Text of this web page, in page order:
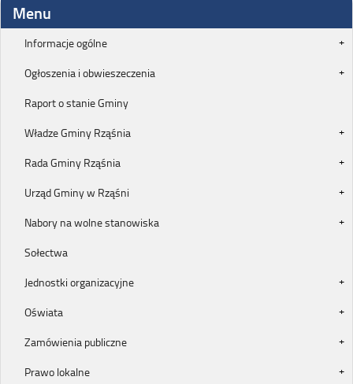
Menu
Informacje ogólne
Ogłoszenia i obwieszeczenia
Raport o stanie Gminy
Władze Gminy Rząśnia
Rada Gminy Rząśnia
Urząd Gminy w Rząśni
Nabory na wolne stanowiska
Sołectwa
Jednostki organizacyjne
Oświata
Zamówienia publiczne
Prawo lokalne